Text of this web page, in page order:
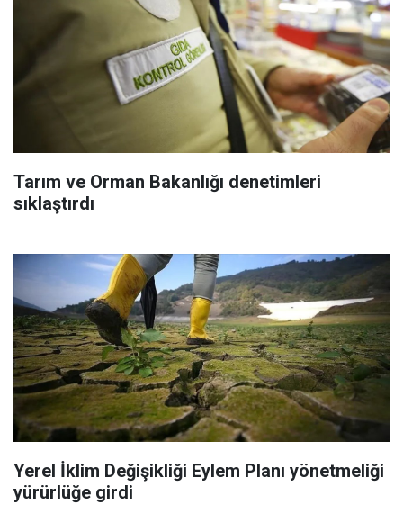
Tarım ve Orman Bakanlığı denetimleri
sıklaştırdı
Yerel İklim Değişikliği Eylem Planı yönetmeliği
yürürlüğe girdi